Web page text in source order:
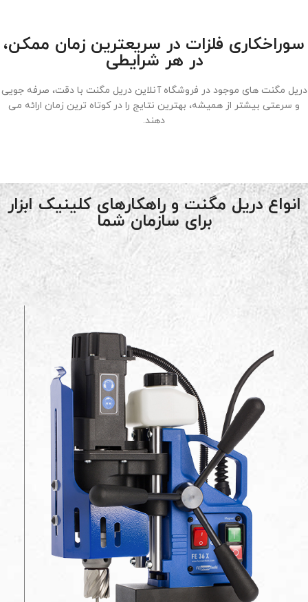
سوراخکاری فلزات در سریعترین زمان ممکن،
در هر شرایطی
دریل مگنت های موجود در فروشگاه آنلاین دریل مگنت با دقت، صرفه جویی
و سرعتی بیشتر از همیشه، بهترین نتایج را در کوتاه ترین زمان ارائه می
دهند.
انواع دریل مگنت و راهکارهای کلینیک ابزار
برای سازمان شما